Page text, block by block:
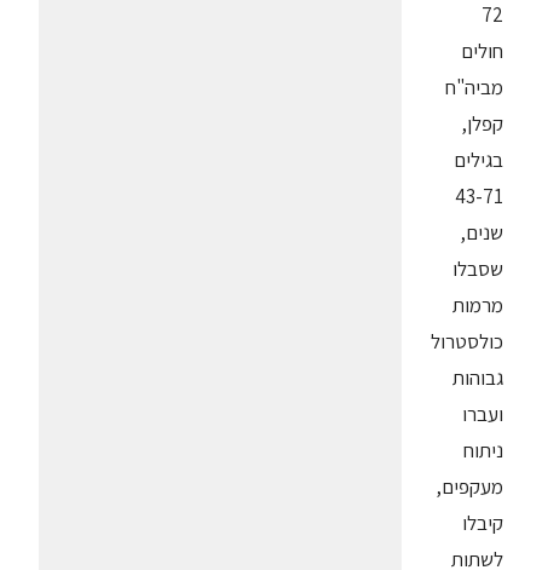
72
חולים
מביה"ח
קפלן,
בגילים
43-71
שנים,
שסבלו
מרמות
כולסטרול
גבוהות
ועברו
ניתוח
מעקפים,
קיבלו
לשתות